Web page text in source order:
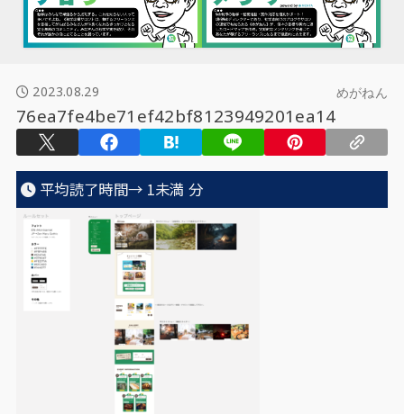
2023.08.29 めがねん
76ea7fe4be71ef42bf8123949201ea14
平均読了時間→ 1未満 分